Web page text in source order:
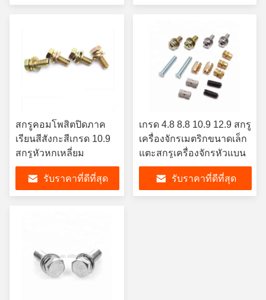
สกรูคอมโพสิตปิดภาค
เรียนสีสังกะสีเกรด 10.9
สกรูหัวหกเหลี่ยม
รับราคาที่ดีที่สุด
เกรด 4.8 8.8 10.9 12.9 สกรู
เครื่องจักรเมตริกขนาดเล็ก
แตะสกรูเครื่องจักรหัวแบน
รับราคาที่ดีที่สุด